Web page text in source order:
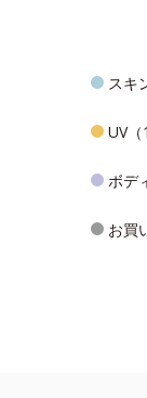
スキ
UV（
ボデ
お買